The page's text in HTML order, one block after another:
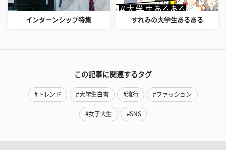
インターンシップ特集 すれみの大学生あるある
この記事に関連するタグ
#トレンド #大学生白書 #流行 #ファッション
#女子大生 #SNS